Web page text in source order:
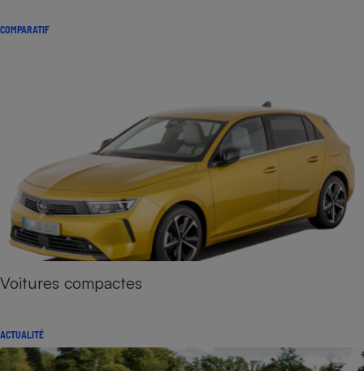
COMPARATIF
Voitures compactes
ACTUALITÉ